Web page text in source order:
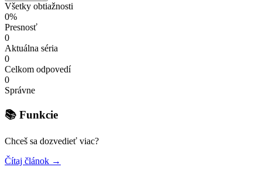
Všetky obtiažnosti
0%
Presnosť
0
Aktuálna séria
0
Celkom odpovedí
0
Správne
📚 Funkcie
Chceš sa dozvedieť viac?
Čítaj článok →